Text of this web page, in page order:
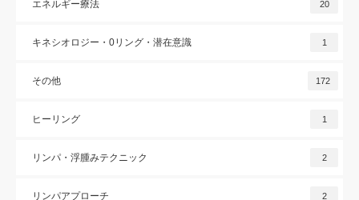
エネルギー療法 20
キネシオロジー・0リング・潜在意識 1
その他 172
ヒーリング 1
リンパ・浮腫みテクニック 2
リンパアプローチ 2